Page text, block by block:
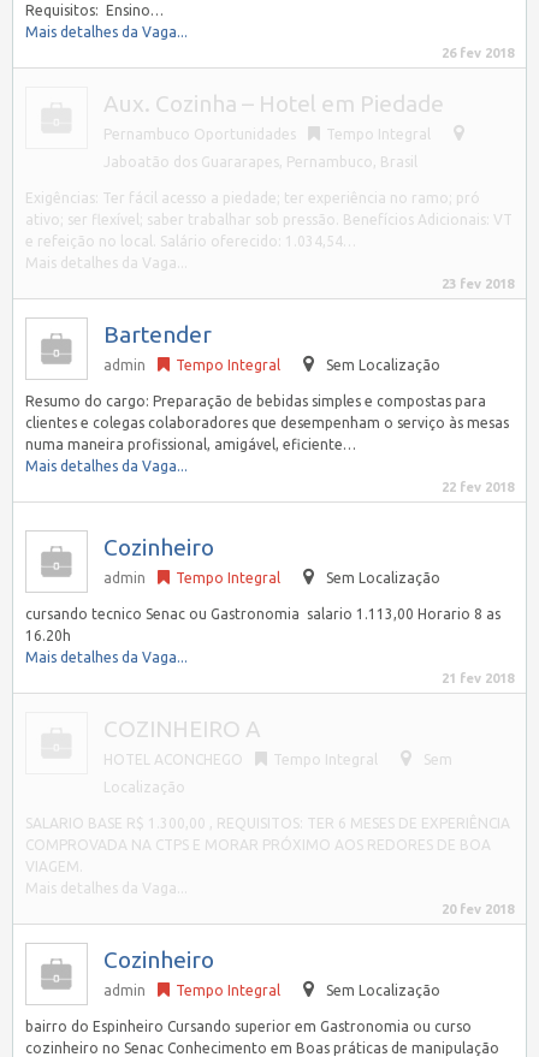
Requisitos: Ensino…
Mais detalhes da Vaga...
26 fev 2018
Aux. Cozinha – Hotel em Piedade
Pernambuco Oportunidades
Tempo Integral
Jaboatão dos Guararapes Pernambuco, Brasil
Exigências: Ter fácil acesso a piedade; ter experiência no ramo; pró
ativo; ser flexível; saber trabalhar sob pressão. Benefícios Adicionais: VT
e refeição no local. Salário oferecido: 1.034,54…
Mais detalhes da Vaga...
23 fev 2018
Bartender
admin Tempo Integral Sem Localização
Resumo do cargo: Preparação de bebidas simples e compostas para
clientes e colegas colaboradores que desempenham o serviço às mesas
numa maneira profissional, amigável, eficiente…
Mais detalhes da Vaga...
22 fev 2018
Cozinheiro
admin Tempo Integral Sem Localização
cursando tecnico Senac ou Gastronomia salario 1.113,00 Horario 8 as
16.20h
Mais detalhes da Vaga...
21 fev 2018
COZINHEIRO A
HOTEL ACONCHEGO Tempo Integral
Sem
Localização
SALARIO BASE R$ 1.300,00 , REQUISITOS: TER 6 MESES DE EXPERIÊNCIA
COMPROVADA NA CTPS E MORAR PRÓXIMO AOS REDORES DE BOA
VIAGEM.
Mais detalhes da Vaga...
20 fev 2018
Cozinheiro
admin Tempo Integral Sem Localização
bairro do Espinheiro Cursando superior em Gastronomia ou curso
cozinheiro no Senac Conhecimento em Boas práticas de manipulação